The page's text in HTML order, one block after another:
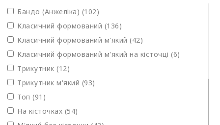
Бандо (Анжеліка) (102)
Класичний формований (136)
Класичний формований м'який (42)
Класичний формований м'який на кісточці (6)
Трикутник (12)
Трикутник м'який (93)
Топ (91)
На кісточках (54)